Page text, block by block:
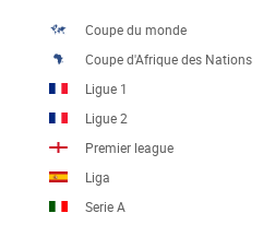
Coupe du monde
Coupe d'Afrique des Nations
Ligue 1
Ligue 2
Premier league
Liga
Serie A